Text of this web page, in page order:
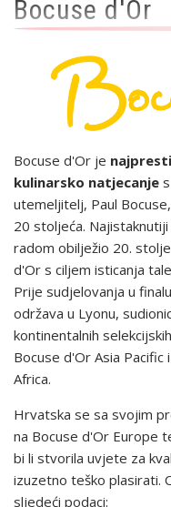
Bocuse d'Or
Bocuse d'Or je
kulinarsko natjecanje
utemeljitelj, Paul
20 stoljeća.
radom obilježio 20.
d'Or s ciljem isticanja
Prije sudjelovanja u
održava u Lyonu,
kontinentalnih
Bocuse d'Or Asia
Africa.
Hrvatska se sa svojim
na Bocuse d'Or Europe
bi li stvorila uvjete za
izuzetno teško plasirati.
sljedeći podaci: